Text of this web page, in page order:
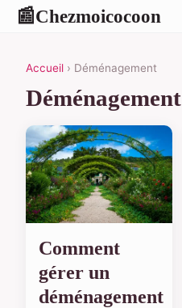
📰Chezmoicocoon
Accueil › Déménagement
Déménagement
Comment
gérer un
déménagement